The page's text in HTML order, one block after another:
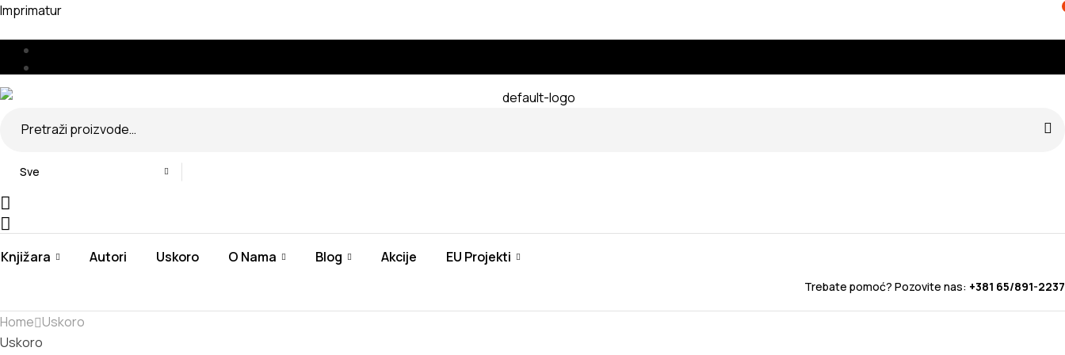
Imprimatur
Menu
Sve
Knjižara Autori Uskoro O Nama Blog Akcije EU Projekti
Trebate pomoć? Pozovite nas: +381 65/891-2237
Home Uskoro
Uskoro